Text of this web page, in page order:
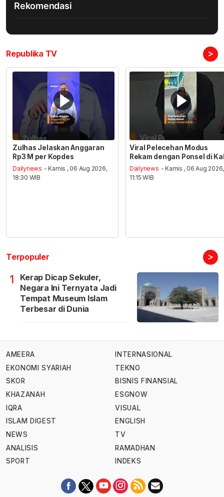
Rekomendasi
Republika TV >
Zulhas Jelaskan Anggaran
Rp3 M per Kopdes
Dailynews - Kamis , 06 Aug 2026,
18:30 WIB
Viral Pelecehan Modus
Rekam dengan Ponsel di
Dailynews - Kamis , 06 Aug 2026,
11:15 WIB
Terpopuler >
1
Kerap Dicap Sekuler,
Negara Ini Ternyata Jadi
Tempat Museum Islam
Terbesar di Dunia
AMEERA
EKONOMI SYARIAH
SKOR
KHAZANAH
IQRA
ISLAM DIGEST
NEWS
ANALISIS
SPORT
INTERNASIONAL
TEKNO
BISNIS FINANSIAL
ESGNOW
VISUAL
ENGLISH
TV
RAMADHAN
INDEKS